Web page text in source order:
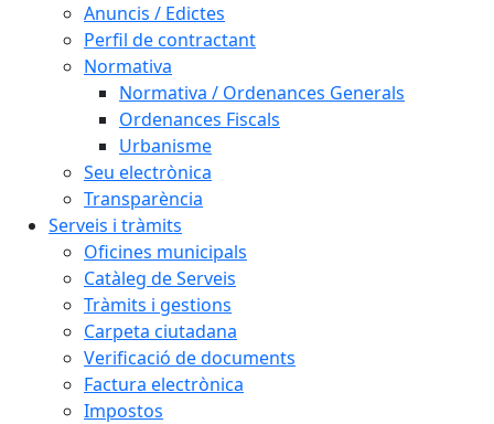
Anuncis / Edictes
Perfil de contractant
Normativa
Normativa / Ordenances Generals
Ordenances Fiscals
Urbanisme
Seu electrònica
Transparència
Serveis i tràmits
Oficines municipals
Catàleg de Serveis
Tràmits i gestions
Carpeta ciutadana
Verificació de documents
Factura electrònica
Impostos